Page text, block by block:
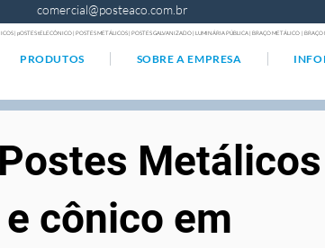
comercial@posteaco.com.br
| pOSTES tELECÔNICO | POSTES METÁLICOS | POSTES GALVANIZADO | LUMINÁRIA PÚBLICA | BRAÇO METÁLICO |
PRODUTOS SOBRE A EMPRESA
Metálicos
cônico em